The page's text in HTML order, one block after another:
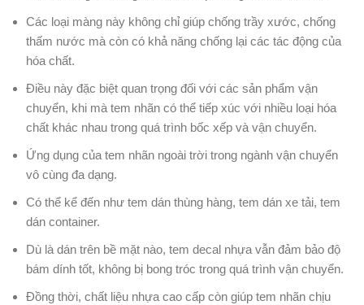
Các loại màng này không chỉ giúp chống trầy xước, chống
thấm nước mà còn có khả năng chống lại các tác động của
hóa chất.
Điều này đặc biệt quan trọng đối với các sản phẩm vận
chuyển, khi mà tem nhãn có thể tiếp xúc với nhiều loại hóa
chất khác nhau trong quá trình bốc xếp và vận chuyển.
Ứng dụng của tem nhãn ngoài trời trong ngành vận chuyển
vô cùng đa dạng.
Có thể kể đến như tem dán thùng hàng, tem dán xe tải, tem
dán container.
Dù là dán trên bề mặt nào, tem decal nhựa vẫn đảm bảo độ
bám dính tốt, không bị bong tróc trong quá trình vận chuyển.
Đồng thời, chất liệu nhựa cao cấp còn giúp tem nhãn chịu